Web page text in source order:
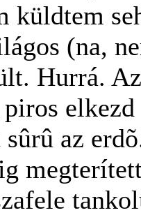
küldtem
(na,
Hurrá.
az